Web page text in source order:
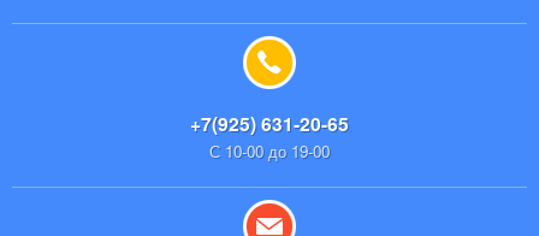
+7(925) 631-20-65
С 10-00 до 19-00